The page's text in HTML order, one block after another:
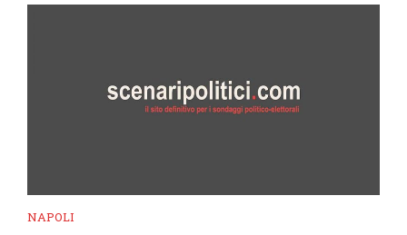
NAPOLI